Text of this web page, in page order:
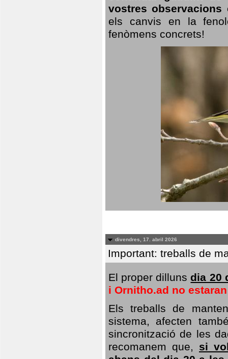
vostres
els canvis en la
fenòmens concrets!
divendres, 17. abril 2026
Important: treballs de
El proper dilluns dia 20
i Ornitho.ad no
Els treballs de
sistema, afecten
sincronització de les
recomanem que, si